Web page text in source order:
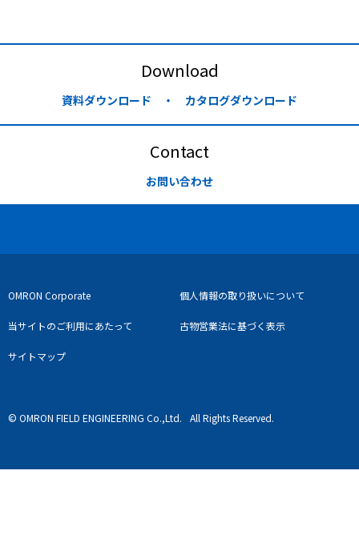
Download
資料ダウンロード ・ カタログダウンロード
Contact
お問い合わせ
OMRON Corporate 個人情報の取り扱いについて
当サイトのご利用にあたって 古物営業法に基づく表示
サイトマップ
© OMRON FIELD ENGINEERING Co.,Ltd. All Rights Reserved.